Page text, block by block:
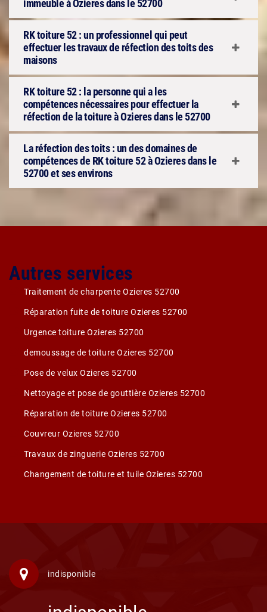
immeuble à Ozieres dans le 52700
RK toiture 52 : un professionnel qui peut
effectuer les travaux de réfection des toits des
maisons
RK toiture 52 : la personne qui a les
compétences nécessaires pour effectuer la
réfection de la toiture à Ozieres dans le 52700
La réfection des toits : un des domaines de
compétences de RK toiture 52 à Ozieres dans le
52700 et ses environs
Autres services
Traitement de charpente Ozieres 52700
Réparation fuite de toiture Ozieres 52700
Urgence toiture Ozieres 52700
demoussage de toiture Ozieres 52700
Pose de velux Ozieres 52700
Nettoyage et pose de gouttière Ozieres 52700
Réparation de toiture Ozieres 52700
Couvreur Ozieres 52700
Travaux de zinguerie Ozieres 52700
Changement de toiture et tuile Ozieres 52700
indisponible